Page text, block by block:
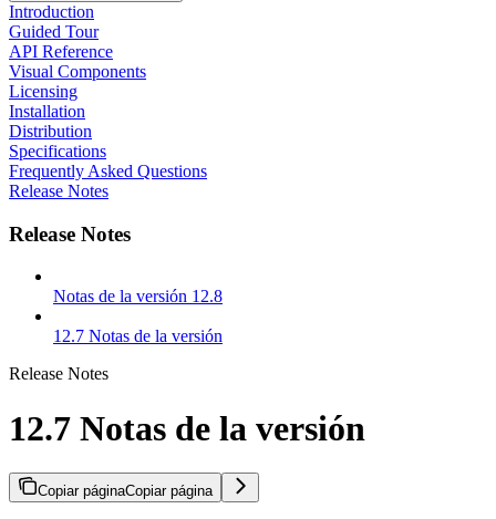
Introduction
Guided Tour
API Reference
Visual Components
Licensing
Installation
Distribution
Specifications
Frequently Asked Questions
Release Notes
Release Notes
Notas de la versión 12.8
12.7 Notas de la versión
Release Notes
12.7 Notas de la versión
Copiar páginaCopiar página